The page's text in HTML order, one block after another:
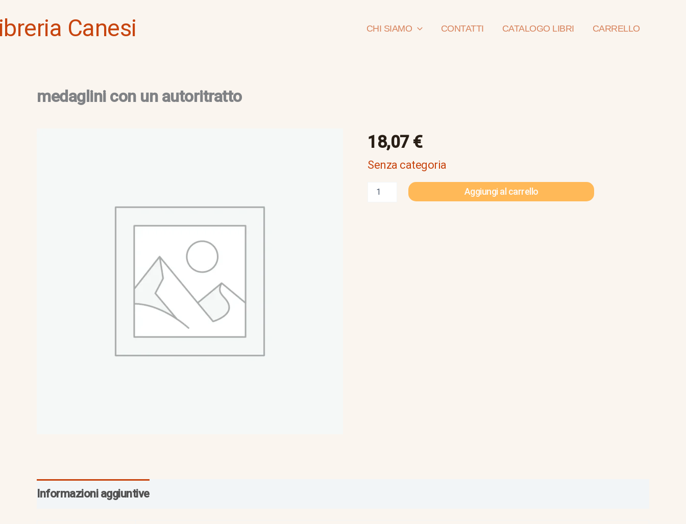
al
Canesi CHI SIAMO CONTATTI CATALOGO LIBRI CARRELLO
medaglini con un autoritratto
18,07 €
Senza categoria
medaglini
con
autoritratto
Aggiungi al carrello
Informazioni aggiuntive